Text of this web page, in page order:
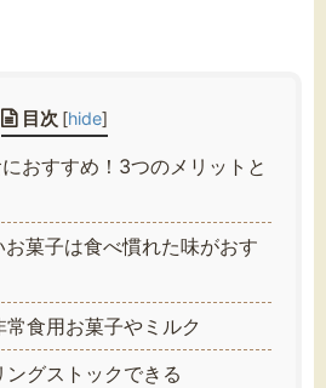
目次 [hide]
おすすめ！3つのメリットと
菓子は食べ慣れた味がおす
食用お菓子やミルク
グストックできる